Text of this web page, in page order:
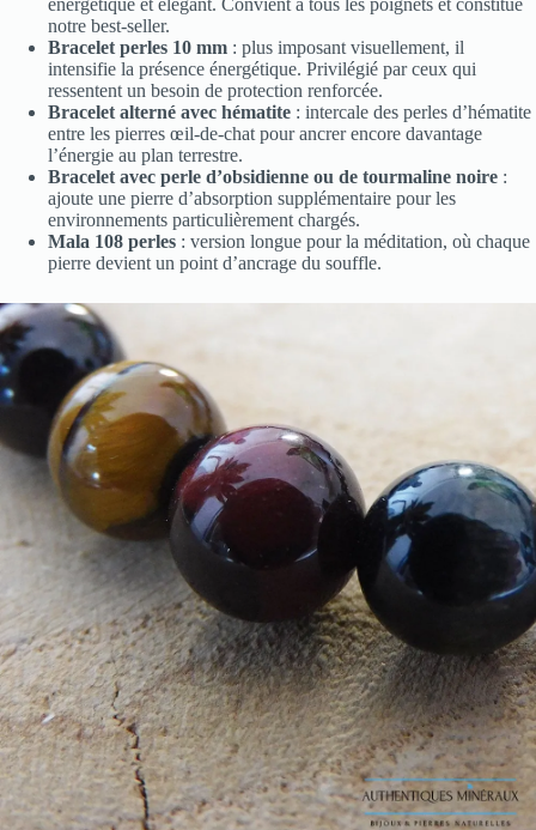
notre best-seller.
Bracelet perles 10 mm : plus imposant visuellement, il
intensifie la présence énergétique. Privilégié par ceux qui
ressentent un besoin de protection renforcée.
Bracelet alterné avec hématite : intercale des perles d’hématite
entre les pierres œil-de-chat pour ancrer encore davantage
l’énergie au plan terrestre.
Bracelet avec perle d’obsidienne ou de tourmaline noire :
ajoute une pierre d’absorption supplémentaire pour les
environnements particulièrement chargés.
Mala 108 perles : version longue pour la méditation, où chaque
pierre devient un point d’ancrage du souffle.